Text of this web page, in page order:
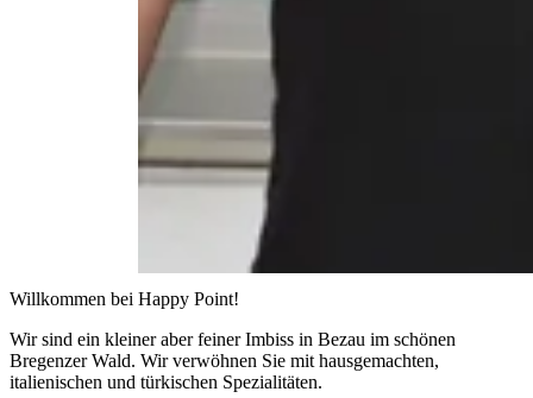
Willkommen bei Happy Point!
Wir sind ein kleiner aber feiner Imbiss in Bezau im schönen
Bregenzer Wald. Wir verwöhnen Sie mit hausgemachten,
italienischen und türkischen Spezialitäten.